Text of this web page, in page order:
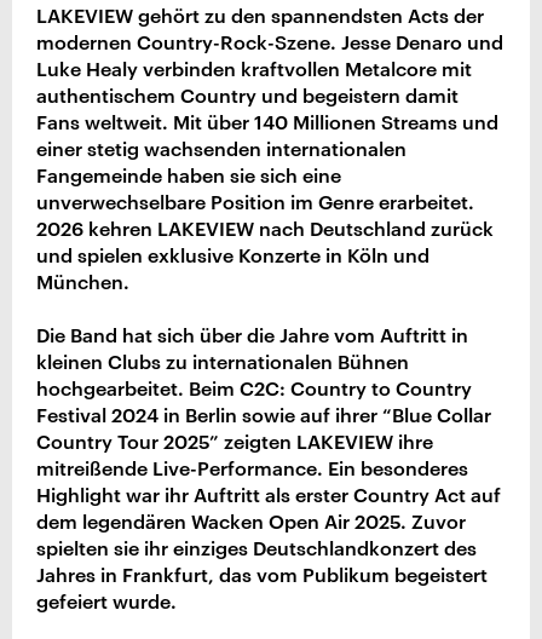
LAKEVIEW gehört zu den spannendsten Acts der
modernen Country-Rock-Szene. Jesse Denaro und
Luke Healy verbinden kraftvollen Metalcore mit
authentischem Country und begeistern damit
Fans weltweit. Mit über 140 Millionen Streams und
einer stetig wachsenden internationalen
Fangemeinde haben sie sich eine
unverwechselbare Position im Genre erarbeitet.
2026 kehren LAKEVIEW nach Deutschland zurück
und spielen exklusive Konzerte in Köln und
München.
Die Band hat sich über die Jahre vom Auftritt in
kleinen Clubs zu internationalen Bühnen
hochgearbeitet. Beim C2C: Country to Country
Festival 2024 in Berlin sowie auf ihrer “Blue Collar
Country Tour 2025” zeigten LAKEVIEW ihre
mitreißende Live-Performance. Ein besonderes
Highlight war ihr Auftritt als erster Country Act auf
dem legendären Wacken Open Air 2025. Zuvor
spielten sie ihr einziges Deutschlandkonzert des
Jahres in Frankfurt, das vom Publikum begeistert
gefeiert wurde.